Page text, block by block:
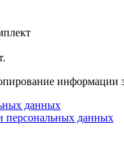
информации
данных
персональных данных